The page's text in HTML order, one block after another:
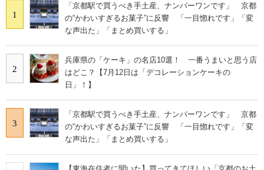
1
「京都駅で買うべき手土産、ナンバーワンです」 京都
の“かわいすぎるお菓子”に反響 「一目惚れです」「変
な声出た」「まとめ買いする」
2
兵庫県の「ケーキ」の名店10選！ 一番うまいと思う店
はどこ？【7月12日は「デコレーションケーキの
日」！】
3
「京都駅で買うべき手土産、ナンバーワンです」 京都
の“かわいすぎるお菓子”に反響 「一目惚れです」「変
な声出た」「まとめ買いする」